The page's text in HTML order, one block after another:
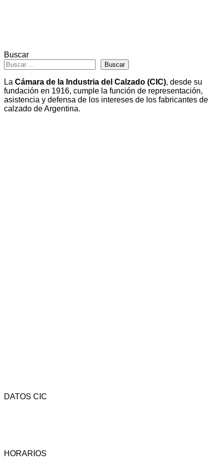
Buscar
Buscar
La Cámara de la Industria del Calzado (CIC), desde su
fundación en 1916, cumple la función de representación,
asistencia y defensa de los intereses de los fabricantes de
calzado de Argentina.
DATOS CIC
HORARIOS